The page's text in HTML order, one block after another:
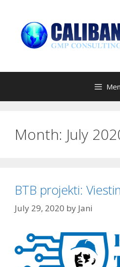
content
Month: July
BTB projekti:
July 29, 2020 by Jani